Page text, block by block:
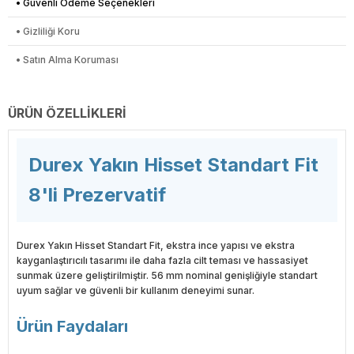
• Güvenli Ödeme Seçenekleri
• Gizliliği Koru
• Satın Alma Koruması
ÜRÜN ÖZELLIKLERI
Durex Yakın Hisset Standart Fit
8'li Prezervatif
Durex Yakın Hisset Standart Fit, ekstra ince yapısı ve ekstra
kayganlaştırıcılı tasarımı ile daha fazla cilt teması ve hassasiyet
sunmak üzere geliştirilmiştir. 56 mm nominal genişliğiyle standart
uyum sağlar ve güvenli bir kullanım deneyimi sunar.
Ürün Faydaları